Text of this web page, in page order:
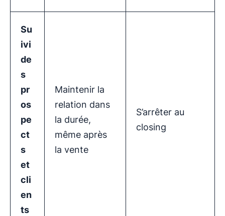
Su
ivi
de
s
pr
os
pe
ct
s
et
cli
en
ts
Maintenir la
relation dans
la durée,
même après
la vente
S’arrêter au
closing